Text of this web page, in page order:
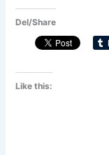
Del/Share
Like this: